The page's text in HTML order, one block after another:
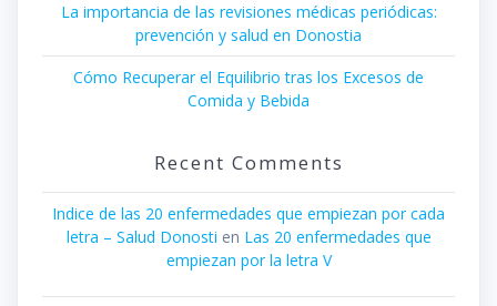
La importancia de las revisiones médicas periódicas:
prevención y salud en Donostia
Cómo Recuperar el Equilibrio tras los Excesos de
Comida y Bebida
Recent Comments
Indice de las 20 enfermedades que empiezan por cada
letra – Salud Donosti en Las 20 enfermedades que
empiezan por la letra V